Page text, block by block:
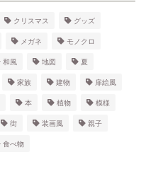
クリスマス グッズ
メガネ モノクロ
和風 地図 夏
家族 建物 扉絵風
本 植物 模様
街 装画風 親子
食べ物